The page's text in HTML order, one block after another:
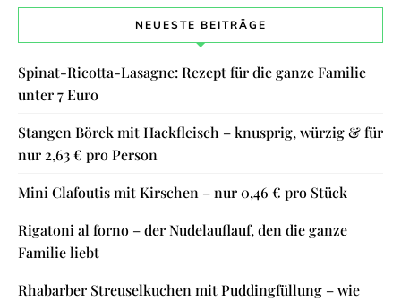
NEUESTE BEITRÄGE
Spinat-Ricotta-Lasagne: Rezept für die ganze Familie
unter 7 Euro
Stangen Börek mit Hackfleisch – knusprig, würzig & für
nur 2,63 € pro Person
Mini Clafoutis mit Kirschen – nur 0,46 € pro Stück
Rigatoni al forno – der Nudelauflauf, den die ganze
Familie liebt
Rhabarber Streuselkuchen mit Puddingfüllung – wie